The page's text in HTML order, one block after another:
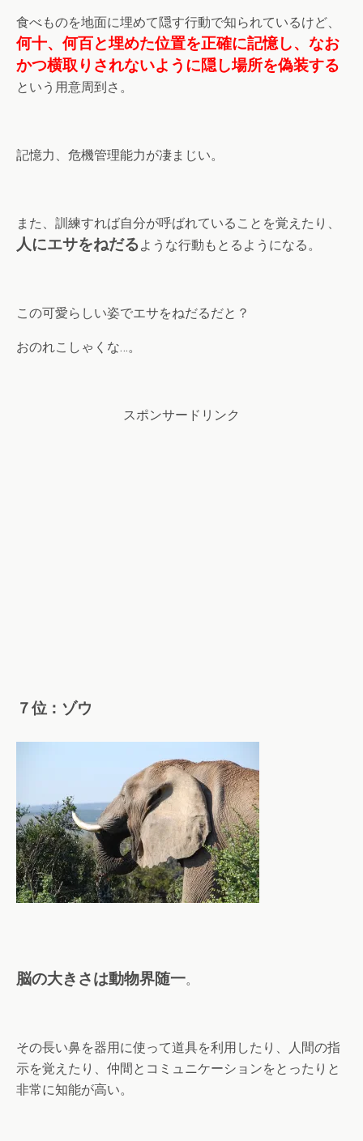
食べものを地面に埋めて隠す行動で知られているけど、
何十、何百と埋めた位置を正確に記憶し、なお
かつ横取りされないように隠し場所を偽装する
という用意周到さ。
記憶力、危機管理能力が凄まじい。
また、訓練すれば自分が呼ばれていることを覚えたり、
人にエサをねだるような行動もとるようになる。
この可愛らしい姿でエサをねだるだと？
おのれこしゃくな…。
スポンサードリンク
７位：ゾウ
脳の大きさは動物界随一。
その長い鼻を器用に使って道具を利用したり、人間の指
示を覚えたり、仲間とコミュニケーションをとったりと
非常に知能が高い。